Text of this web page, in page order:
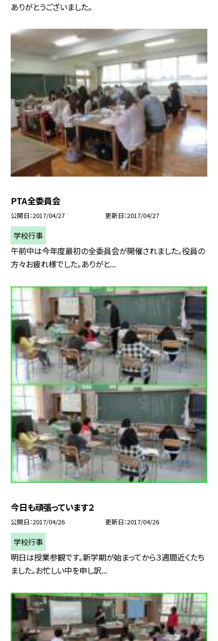
ありがとうございました。
PTA全委員会
公開日 2017/04/27 更新日 2017/04/27
学校行事
午前中は今年度最初の全委員会が開催されました。役員の
方々お疲れ様でした。ありがと...
今日も頑張っています２
公開日 2017/04/26 更新日 2017/04/26
学校行事
明日は授業参観です。新学期が始まってから３週間近くたち
ました。お忙しい中を申し訳...